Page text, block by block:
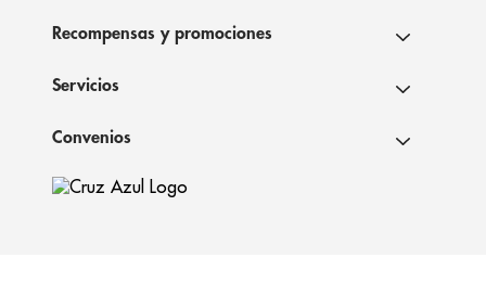
Recompensas y promociones
Servicios
Convenios